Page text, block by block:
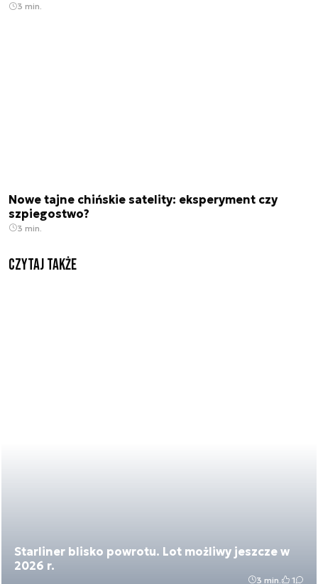
3 min.
Nowe tajne chińskie satelity: eksperyment czy
szpiegostwo?
3 min.
Czytaj także
Starliner blisko powrotu. Lot możliwy jeszcze w
2026 r.
3 min. 1